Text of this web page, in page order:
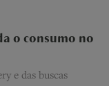
o consumo no
e das buscas